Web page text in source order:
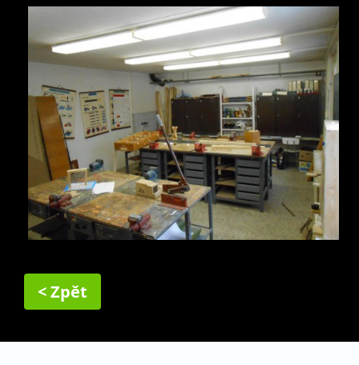
< Zpět